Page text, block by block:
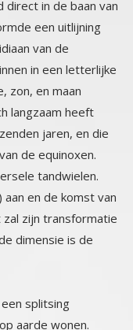
splitsing
wonen.
zullen
we klaar zijn
Wij (Lucifer)
op de
daar ons
we hebben
en in balans
worden we
innemen van
in de